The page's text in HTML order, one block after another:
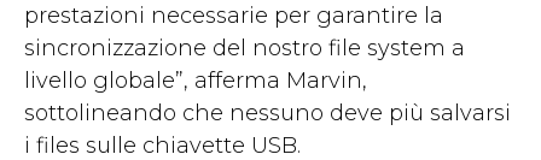
prestazioni necessarie per garantire la
sincronizzazione del nostro file system a
livello globale”, afferma Marvin,
sottolineando che nessuno deve più salvarsi
i files sulle chiavette USB.